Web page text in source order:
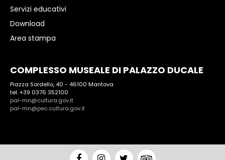
Servizi educativi
Download
Area stampa
COMPLESSO MUSEALE DI PALAZZO DUCALE
Piazza Sordello, 40 - 46100 Mantova
tel. +39 0376 352100
pal-mn@cultura.gov.it
pal-mn@pec.cultura.gov.it